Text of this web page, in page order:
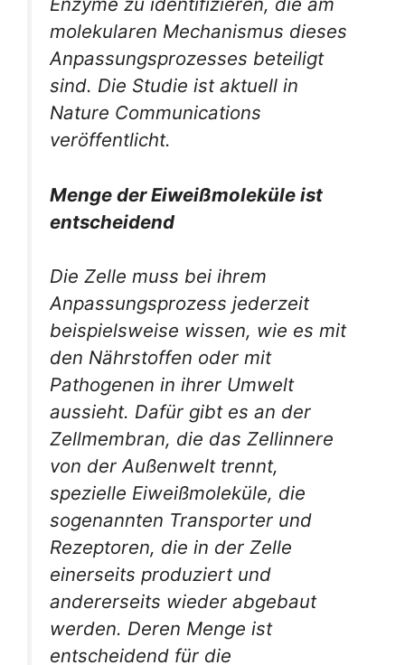
molekularen Mechanismus dieses
Anpassungsprozesses beteiligt
sind. Die Studie ist aktuell in
Nature Communications
veröffentlicht.
Menge der Eiweißmoleküle ist
entscheidend
Die Zelle muss bei ihrem
Anpassungsprozess jederzeit
beispielsweise wissen, wie es mit
den Nährstoffen oder mit
Pathogenen in ihrer Umwelt
aussieht. Dafür gibt es an der
Zellmembran, die das Zellinnere
von der Außenwelt trennt,
spezielle Eiweißmoleküle, die
sogenannten Transporter und
Rezeptoren, die in der Zelle
einerseits produziert und
andererseits wieder abgebaut
werden. Deren Menge ist
entscheidend für die